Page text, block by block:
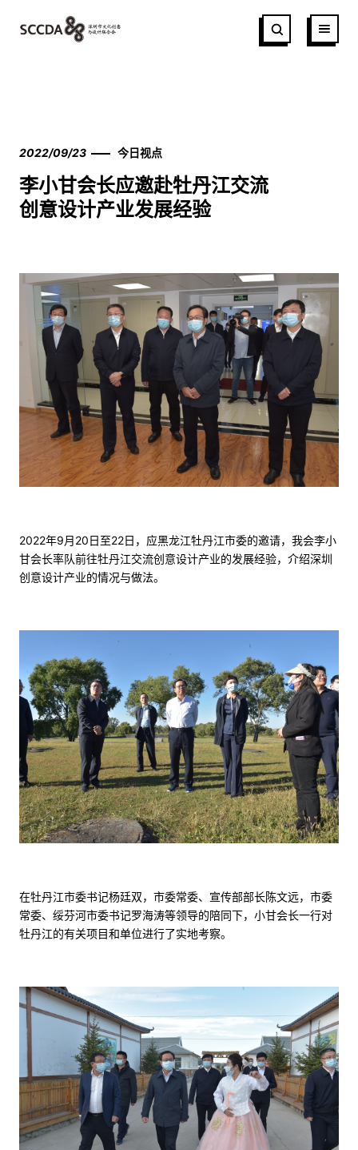
2022/09/23 今日视点
李小甘会长应邀赴牡丹江交流
创意设计产业发展经验
2022年9月20日至22日，应黑龙江牡丹江市委的邀请，我会李小
甘会长率队前往牡丹江交流创意设计产业的发展经验，介绍深圳
创意设计产业的情况与做法。
在牡丹江市委书记杨廷双，市委常委、宣传部部长陈文远，市委
常委、绥芬河市委书记罗海涛等领导的陪同下，小甘会长一行对
牡丹江的有关项目和单位进行了实地考察。